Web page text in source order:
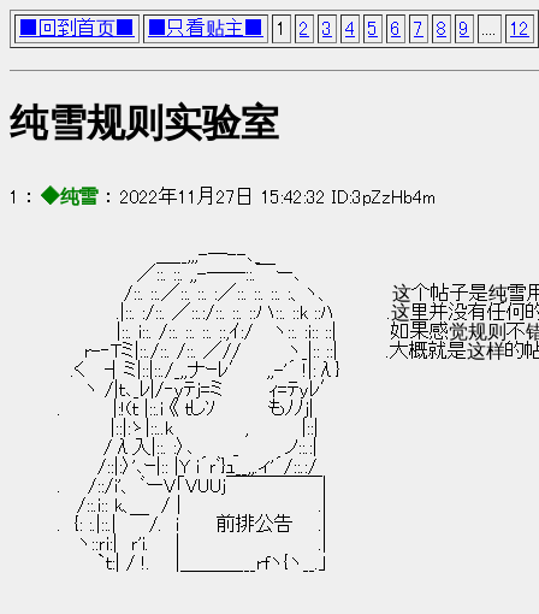
■回到首页■ ■只看贴主■ 1 2 3 4 5 6 7 8 9 12
纯雪规则实验室
1 ： ◆纯雪 ： 2022年11月27日 15:42:32 ID:3pZzHb4m
＿__,,,-―--､_
／::. ::. ,,-――::.￣ー､
/::. ::.／::. ::. :／::. ::. ::. :、ヽ、          这个帖子是纯雪
.|::. :/::. ／::.:/::. ::. ::ハ::. ::k ::ﾊ         .这里并没有任何的
|::. i::. /::. ::. ::. ::,ｲ:/　 ヽ::. :i:: ::|         如果感觉规则不
r-‐Tミ|::./::. /::. ／//　　　 ヽ_|:: ::|        .大概就是这样的帖
.く　 ┤ミ|::|::./_,,ナｰﾚ′　 ,,-'´ !|:λ}
ヽ /|ｔ､_ﾚ|/‐ｙﾃｊ=ミ　　　 ｨ=ﾃyﾚ′
.　　 　 |:!(ｔ |::.i 《 ｔしｿ　　　　もﾉﾉj|
|::|:ゝ|::..k　　　　　 ,　　　　|::|
/λ入|::. :〉､　 　 _　　　 ノ::.:|
/::|:〉'､ｰ|:: |Y i´ｒﾞ}ｭ__,,.ィ'´/::.:/
.　　/::/i'、 ﾞーV「VUUj￣￣￣￣￣|
/::.i:: k、 　 / |　　　　　　　 　 　 .|
.　{: :.|::.|　￣/.　i　    前排公告  　.|
ヽ::ｒi:|　ｒ'i.　　|　　　　　　　　　　 .|
`ｔ:| / !. 　 |＿＿＿___rfヽ{ヽ__.」